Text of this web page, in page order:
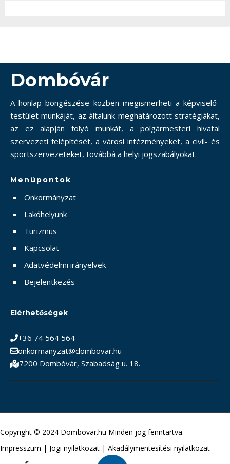
Dombóvár
A honlap böngészése közben megismerheti a képviselő-
testület munkáját, az általunk meghatározott stratégiákat,
az ez alapján folyó munkát, a polgármesteri hivatal
szervezeti felépítését, a városi intézményeket, a civil- és
sportszervezeteket, továbbá a helyi jogszabályokat.
Menüpontok
Önkormányzat
Lakóhelyünk
Turizmus
Kapcsolat
Adatvédelmi irányelvek
Bejelentkezés
Elérhetőségek
+36 74 564 564
onkormanyzat@dombovar.hu
7200 Dombóvár, Szabadság u. 18.
Copyright © 2024 Dombovar.hu Minden jog fenntartva.
Impresszum | Jogi nyilatkozat | Akadálymentesítési nyilatkozat